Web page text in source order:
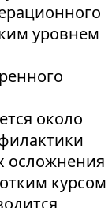
уровнем
около
осложнения
курсом